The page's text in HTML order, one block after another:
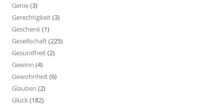
Genie(3)
Gerechtigkeit(3)
Geschenk(1)
Gesellschaft(225)
Gesundheit(2)
Gewinn (4)
Gewohnheit(6)
Glauben (2)
Glück(182)